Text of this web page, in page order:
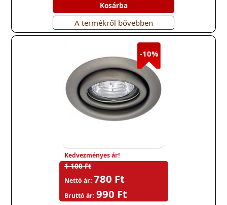
Kosárba
A termékről bővebben
-10%
Kedvezményes ár!
1 100 Ft
Nettó ár: 780 Ft
Bruttó ár: 990 Ft